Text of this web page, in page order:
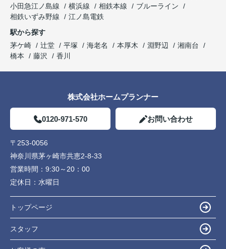
小田急江ノ島線
横浜線 相鉄本線
ブルーライン
相鉄いずみ野線
江ノ島電鉄
駅から探す
茅ケ崎
辻堂 平塚 海老名 本厚木 淵野辺
湘南台
橋本
藤沢 香川
株式会社ホームプランナー
0120-971-570 お問い合わせ
〒253-0056
神奈川県茅ヶ崎市共恵2-8-33
営業時間： 9:30～20：00
定休日： 水曜日
トップページ
スタッフ